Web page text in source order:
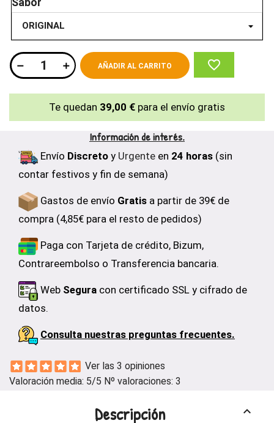
AÑADIR AL CARRITO favorite_border
Te quedan 39,00 € para el envío gratis
Información de interés.
Envío Discreto y Urgente en 24 horas (sin
contar festivos y fin de semana)
Gastos de envío Gratis a partir de 39€ de
compra (4,85€ para el resto de pedidos)
Paga con Tarjeta de crédito, Bizum,
Contrareembolso o Transferencia bancaria.
Web Segura con certificado SSL y cifrado de
datos.
Consulta nuestras preguntas frecuentes.
Ver las 3 opiniones
Valoración media: 5/5 Nº valoraciones: 3
Descripción keyboard_arrow_up